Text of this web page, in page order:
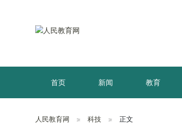
首页 新闻 教育
育儿 资讯
人民教育网 科技 正文